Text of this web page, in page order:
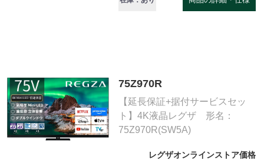
75Z970R
【延長保証+据付サービスセッ
ト】4K液晶レグザ 形名：
75Z970R(SW5A)
レグザオンラインストア価格